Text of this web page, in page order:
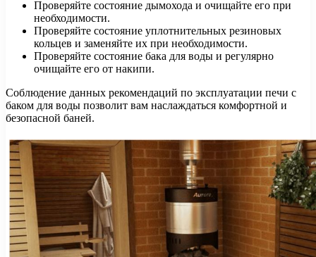
Проверяйте состояние дымохода и очищайте его при
необходимости.
Проверяйте состояние уплотнительных резиновых
кольцев и заменяйте их при необходимости.
Проверяйте состояние бака для воды и регулярно
очищайте его от накипи.
Соблюдение данных рекомендаций по эксплуатации печи с
баком для воды позволит вам наслаждаться комфортной и
безопасной баней.